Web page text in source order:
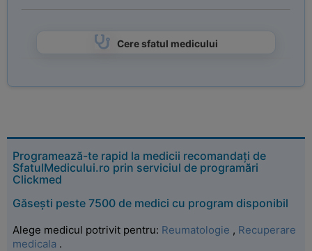
Cere sfatul medicului
Programează-te rapid la medicii recomandați de
SfatulMedicului.ro prin serviciul de programări
Clickmed
Găsești peste 7500 de medici cu program disponibil
Alege medicul potrivit pentru: Reumatologie , Recuperare
medicala .